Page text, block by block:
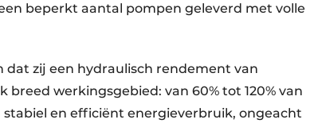
beperkt aantal pompen geleverd met volle
dat zij een hydraulisch rendement van
werkingsgebied: van 60% tot 120% van
en efficiënt energieverbruik, ongeacht